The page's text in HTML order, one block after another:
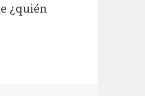
¿quién